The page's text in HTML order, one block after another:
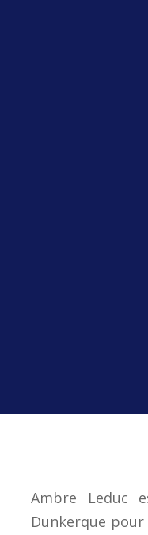
Ambre Leduc
Dunkerque